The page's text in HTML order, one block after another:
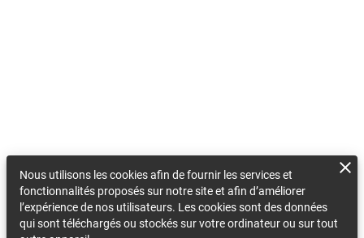
Nous utilisons les cookies afin de fournir les services et
fonctionnalités proposés sur notre site et afin d’améliorer
l’expérience de nos utilisateurs. Les cookies sont des données
qui sont téléchargés ou stockés sur votre ordinateur ou sur tout